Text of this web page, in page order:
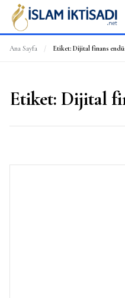
Ana Sayfa / Etiket: Dijital finans
Etiket: Dijital